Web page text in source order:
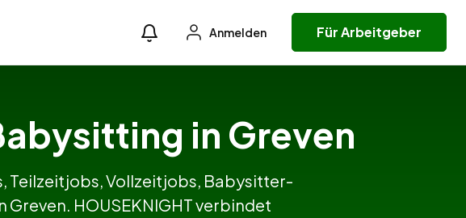
Anmelden Für Arbeitgeber
in Greven
Teilzeitjobs, Vollzeitjobs, Babysitter-
HOUSEKNIGHT verbindet